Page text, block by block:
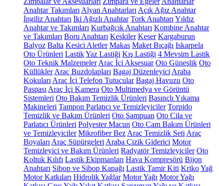
Anahtar Takımları Alyan Anahtarları Açık Ağız Anahtar
İngiliz Anahtarı İki Ağızlı Anahtar Tork Anahtarı Yıldız
Anahtar ve Takımları Kurbağcık Anahtarı Kombine Anahtar
ve Takımları Boru Anahtarı Keskiler Keser Kargaburun
Balyoz Balta Kesici Aletler Makas Maket Bıçağı Iskarpela
Oto Ürünleri LastikYaz Lastiği Kış Lastiği 4 Mevsim Lastik
Oto Teknik Malzemeler Araç İçi Aksesuar Oto Güneşlik Oto
Küllükler Araç Buzdolapları Bagaj Düzenleyici Araba
Kokuları Araç İçi Telefon Tutucular Bagaj Havuzu Oto
Paspası Araç İçi Kamera Oto Multimedya ve Görüntü
Sistemleri Oto Bakım Temizlik Ürünleri Basınçlı Yıkama
Makineleri Tampon Parlatıcı ve Temizleyiciler Torpido
Temizlik ve Bakım Ürünleri Oto Şampuan Oto Cila ve
Parlatıcı Ürünleri Polyester Macun Oto Cam Bakım Ürünleri
ve Temizleyiciler Mikrofiber Bez Araç Temizlik Seti Araç
Boyaları Araç Süpürgeleri Araba Çizik Giderici Motor
Temizleyici ve Bakım Ürünleri Radyatör Temizleyiciler Oto
Koltuk Kılıfı Lastik Ekipmanları Hava Kompresörü Bijon
Anahtarı Sibop ve Sibop Kapağı Lastik Tamir Kiti KrikoYağ
Motor Katkıları Hidrolik Yağlar Motor Yağı Motor Yağı